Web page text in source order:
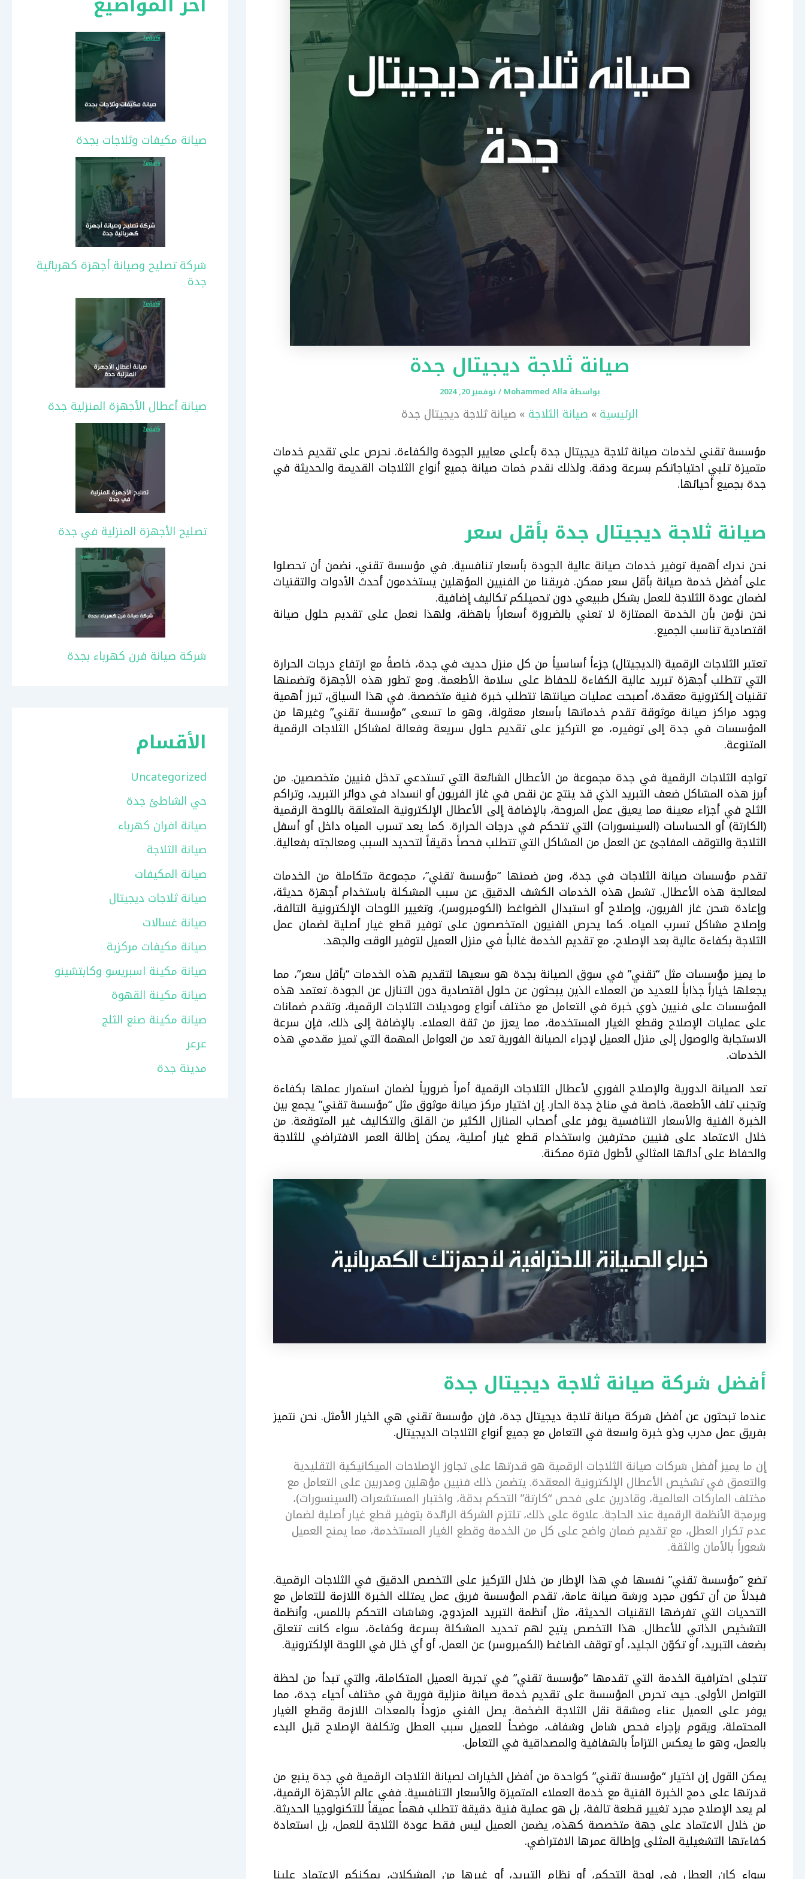
صيانة ثلاجة ديجيتال جدة
بواسطة Mohammed Alla
/ نوفمبر 20, 2024
الرئيسية صيانة الثلاجة
صيانة ثلاجة ديجيتال جدة
مؤسسة تقني لخدمات صيانة ثلاجة ديجيتال جدة بأعلى معايير الجودة والكفاءة. نحرص على تقديم خدمات
متميزة تلبي احتياجاتكم بسرعة ودقة. ولذلك نقدم خمات صيانة جميع أنواع الثلاجات القديمة والحديثة في
جدة بجميع أحيائها.
صيانة ثلاجة ديجيتال جدة بأقل سعر
نحن ندرك أهمية توفير خدمات صيانة عالية الجودة بأسعار تنافسية. في مؤسسة تقني، نضمن أن تحصلوا
على أفضل خدمة صيانة بأقل سعر ممكن. فريقنا من الفنيين المؤهلين يستخدمون أحدث الأدوات والتقنيات
لضمان عودة الثلاجة للعمل بشكل طبيعي دون تحميلكم تكاليف إضافية.
نحن نؤمن بأن الخدمة الممتازة لا تعني بالضرورة أسعاراً باهظة، ولهذا نعمل على تقديم حلول صيانة
اقتصادية تناسب الجميع.
تعتبر الثلاجات الرقمية (الديجيتال) جزءاً أساسياً من كل منزل حديث في جدة، خاصةً مع ارتفاع درجات الحرارة
التي تتطلب أجهزة تبريد عالية الكفاءة للحفاظ على سلامة الأطعمة. ومع تطور هذه الأجهزة وتضمنها
تقنيات إلكترونية معقدة، أصبحت عمليات صيانتها تتطلب خبرة فنية متخصصة. في هذا السياق، تبرز أهمية
وجود مراكز صيانة موثوقة تقدم خدماتها بأسعار معقولة، وهو ما تسعى “مؤسسة تقني” وغيرها من
المؤسسات في جدة إلى توفيره، مع التركيز على تقديم حلول سريعة وفعالة لمشاكل الثلاجات الرقمية
المتنوعة.
تواجه الثلاجات الرقمية في جدة مجموعة من الأعطال الشائعة التي تستدعي تدخل فنيين متخصصين. من
أبرز هذه المشاكل ضعف التبريد الذي قد ينتج عن نقص في غاز الفريون أو انسداد في دوائر التبريد، وتراكم
الثلج في أجزاء معينة مما يعيق عمل المروحة، بالإضافة إلى الأعطال الإلكترونية المتعلقة باللوحة الرقمية
(الكارتة) أو الحساسات (السينسورات) التي تتحكم في درجات الحرارة. كما يعد تسرب المياه داخل أو أسفل
الثلاجة والتوقف المفاجئ عن العمل من المشاكل التي تتطلب فحصاً دقيقاً لتحديد السبب ومعالجته بفعالية.
تقدم مؤسسات صيانة الثلاجات في جدة، ومن ضمنها “مؤسسة تقني”، مجموعة متكاملة من الخدمات
لمعالجة هذه الأعطال. تشمل هذه الخدمات الكشف الدقيق عن سبب المشكلة باستخدام أجهزة حديثة،
وإعادة شحن غاز الفريون، وإصلاح أو استبدال الضواغط (الكومبروسر)، وتغيير اللوحات الإلكترونية التالفة،
وإصلاح مشاكل تسرب المياه. كما يحرص الفنيون المتخصصون على توفير قطع غيار أصلية لضمان عمل
الثلاجة بكفاءة عالية بعد الإصلاح، مع تقديم الخدمة غالباً في منزل العميل لتوفير الوقت والجهد.
ما يميز مؤسسات مثل “تقني” في سوق الصيانة بجدة هو سعيها لتقديم هذه الخدمات “بأقل سعر”، مما
يجعلها خياراً جذاباً للعديد من العملاء الذين يبحثون عن حلول اقتصادية دون التنازل عن الجودة. تعتمد هذه
المؤسسات على فنيين ذوي خبرة في التعامل مع مختلف أنواع وموديلات الثلاجات الرقمية، وتقدم ضمانات
على عمليات الإصلاح وقطع الغيار المستخدمة، مما يعزز من ثقة العملاء. بالإضافة إلى ذلك، فإن سرعة
الاستجابة والوصول إلى منزل العميل لإجراء الصيانة الفورية تعد من العوامل المهمة التي تميز مقدمي هذه
الخدمات.
تعد الصيانة الدورية والإصلاح الفوري لأعطال الثلاجات الرقمية أمراً ضرورياً لضمان استمرار عملها بكفاءة
وتجنب تلف الأطعمة، خاصة في مناخ جدة الحار. إن اختيار مركز صيانة موثوق مثل “مؤسسة تقني” يجمع بين
الخبرة الفنية والأسعار التنافسية يوفر على أصحاب المنازل الكثير من القلق والتكاليف غير المتوقعة. من
خلال الاعتماد على فنيين محترفين واستخدام قطع غيار أصلية، يمكن إطالة العمر الافتراضي للثلاجة
والحفاظ على أدائها المثالي لأطول فترة ممكنة.
أفضل شركة صيانة ثلاجة ديجيتال جدة
عندما تبحثون عن أفضل شركة صيانة ثلاجة ديجيتال جدة، فإن مؤسسة تقني هي الخيار الأمثل. نحن نتميز
بفريق عمل مدرب وذو خبرة واسعة في التعامل مع جميع أنواع الثلاجات الديجيتال.
إن ما يميز أفضل شركات صيانة الثلاجات الرقمية هو قدرتها على تجاوز الإصلاحات الميكانيكية التقليدية
والتعمق في تشخيص الأعطال الإلكترونية المعقدة. يتضمن ذلك فنيين مؤهلين ومدربين على التعامل مع
مختلف الماركات العالمية، وقادرين على فحص “كارتة” التحكم بدقة، واختبار المستشعرات (السينسورات)،
وبرمجة الأنظمة الرقمية عند الحاجة. علاوة على ذلك، تلتزم الشركة الرائدة بتوفير قطع غيار أصلية لضمان
عدم تكرار العطل، مع تقديم ضمان واضح على كل من الخدمة وقطع الغيار المستخدمة، مما يمنح العميل
شعوراً بالأمان والثقة.
تضع “مؤسسة تقني” نفسها في هذا الإطار من خلال التركيز على التخصص الدقيق في الثلاجات الرقمية.
فبدلاً من أن تكون مجرد ورشة صيانة عامة، تقدم المؤسسة فريق عمل يمتلك الخبرة اللازمة للتعامل مع
التحديات التي تفرضها التقنيات الحديثة، مثل أنظمة التبريد المزدوج، وشاشات التحكم باللمس، وأنظمة
التشخيص الذاتي للأعطال. هذا التخصص يتيح لهم تحديد المشكلة بسرعة وكفاءة، سواء كانت تتعلق
بضعف التبريد، أو تكوّن الجليد، أو توقف الضاغط (الكمبروسر) عن العمل، أو أي خلل في اللوحة الإلكترونية.
تتجلى احترافية الخدمة التي تقدمها “مؤسسة تقني” في تجربة العميل المتكاملة، والتي تبدأ من لحظة
التواصل الأولى. حيث تحرص المؤسسة على تقديم خدمة صيانة منزلية فورية في مختلف أحياء جدة، مما
يوفر على العميل عناء ومشقة نقل الثلاجة الضخمة. يصل الفني مزوداً بالمعدات اللازمة وقطع الغيار
المحتملة، ويقوم بإجراء فحص شامل وشفاف، موضحاً للعميل سبب العطل وتكلفة الإصلاح قبل البدء
بالعمل، وهو ما يعكس التزاماً بالشفافية والمصداقية في التعامل.
يمكن القول إن اختيار “مؤسسة تقني” كواحدة من أفضل الخيارات لصيانة الثلاجات الرقمية في جدة ينبع من
قدرتها على دمج الخبرة الفنية مع خدمة العملاء المتميزة والأسعار التنافسية. ففي عالم الأجهزة الرقمية،
لم يعد الإصلاح مجرد تغيير قطعة تالفة، بل هو عملية فنية دقيقة تتطلب فهماً عميقاً للتكنولوجيا الحديثة.
من خلال الاعتماد على جهة متخصصة كهذه، يضمن العميل ليس فقط عودة الثلاجة للعمل، بل استعادة
كفاءتها التشغيلية المثلى وإطالة عمرها الافتراضي.
سواء كان العطل في لوحة التحكم، أو نظام التبريد، أو غيرها من المشكلات، يمكنكم الاعتماد علينا
صيانة مكيفات وثلاجات بجدة
شركة تصليح وصيانة أجهزة كهربائية
جدة
صيانة أعطال الأجهزة المنزلية جدة
تصليح الأجهزة المنزلية في جدة
شركة صيانة فرن كهرباء بجدة
الأقسام
Uncategorized
حي الشاطئ جدة
صيانة افران كهرباء
صيانة الثلاجة
صيانة المكيفات
صيانة ثلاجات ديجيتال
صيانة غسالات
صيانة مكيفات مركزية
صيانة مكينة اسبريسو وكابتشينو
صيانة مكينة القهوة
صيانة مكينة صنع الثلج
عرعر
مدينة جدة